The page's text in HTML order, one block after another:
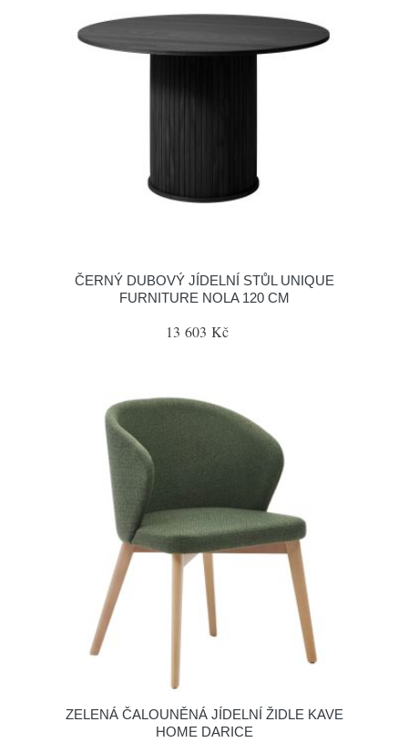
ČERNÝ DUBOVÝ JÍDELNÍ STŮL UNIQUE
FURNITURE NOLA 120 CM
13 603 Kč
ZELENÁ ČALOUNĚNÁ JÍDELNÍ ŽIDLE KAVE
HOME DARICE